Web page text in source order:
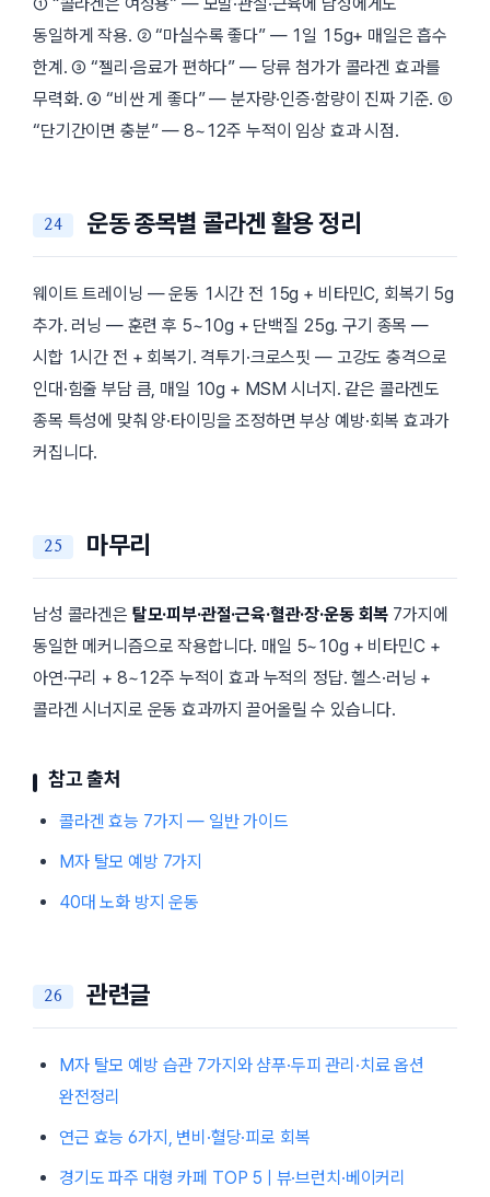
동일하게 작용. ② “마실수록 좋다” — 1일 15g+ 매일은 흡수
한계. ③ “젤리·음료가 편하다” — 당류 첨가가 콜라겐 효과를
무력화. ④ “비싼 게 좋다” — 분자량·인증·함량이 진짜 기준. ⑤
“단기간이면 충분” — 8~12주 누적이 임상 효과 시점.
운동 종목별 콜라겐 활용 정리
웨이트 트레이닝 — 운동 1시간 전 15g + 비타민C, 회복기 5g
추가. 러닝 — 훈련 후 5~10g + 단백질 25g. 구기 종목 —
시합 1시간 전 + 회복기. 격투기·크로스핏 — 고강도 충격으로
인대·힘줄 부담 큼, 매일 10g + MSM 시너지. 같은 콜라겐도
종목 특성에 맞춰 양·타이밍을 조정하면 부상 예방·회복 효과가
커집니다.
마무리
남성 콜라겐은 탈모·피부·관절·근육·혈관·장·운동 회복 7가지에
동일한 메커니즘으로 작용합니다. 매일 5~10g + 비타민C +
아연·구리 + 8~12주 누적이 효과 누적의 정답. 헬스·러닝 +
콜라겐 시너지로 운동 효과까지 끌어올릴 수 있습니다.
참고 출처
콜라겐 효능 7가지 — 일반 가이드
M자 탈모 예방 7가지
40대 노화 방지 운동
관련글
M자 탈모 예방 습관 7가지와 샴푸·두피 관리·치료 옵션
완전정리
연근 효능 6가지, 변비·혈당·피로 회복
경기도 파주 대형 카페 TOP 5 | 뷰·브런치·베이커리